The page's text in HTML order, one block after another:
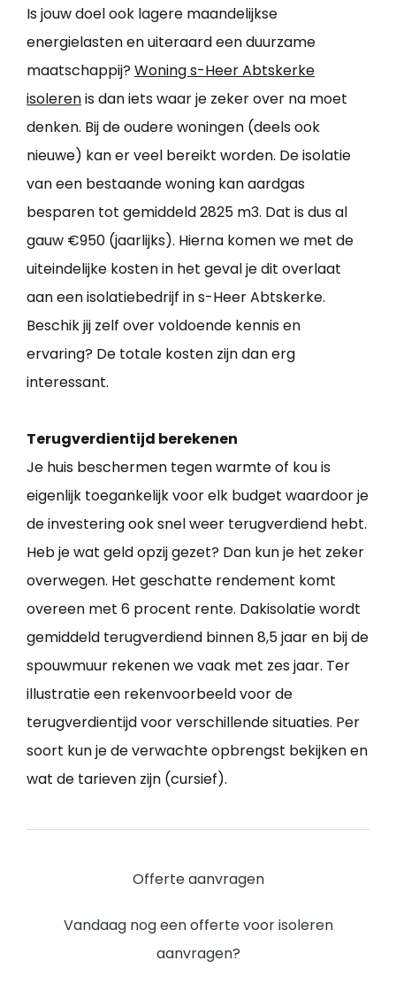
Is jouw doel ook lagere maandelijkse
energielasten en uiteraard een duurzame
maatschappij? Woning s-Heer Abtskerke
isolerenis dan iets waar je zeker over na moet
denken. Bij de oudere woningen (deels ook
nieuwe) kan er veel bereikt worden. De isolatie
van een bestaande woning kan aardgas
besparen tot gemiddeld 2825 m3. Dat is dus al
gauw €950 (jaarlijks). Hierna komen we met de
uiteindelijke kosten in het geval je dit overlaat
aan een isolatiebedrijf in s-Heer Abtskerke.
Beschik jij zelf over voldoende kennis en
ervaring? De totale kosten zijn dan erg
interessant.
Terugverdientijd berekenen
Je huis beschermen tegen warmte of kou is
eigenlijk toegankelijk voor elk budget waardoor je
de investering ook snel weer terugverdiend hebt.
Heb je wat geld opzij gezet? Dan kun je het zeker
overwegen. Het geschatte rendement komt
overeen met 6 procent rente. Dakisolatie wordt
gemiddeld terugverdiend binnen 8,5 jaar en bij de
spouwmuur rekenen we vaak met zes jaar. Ter
illustratie een rekenvoorbeeld voor de
terugverdientijd voor verschillende situaties. Per
soort kun je de verwachte opbrengst bekijken en
wat de tarieven zijn (cursief).
Offerte aanvragen
Vandaag nog een offerte voor isoleren
aanvragen?